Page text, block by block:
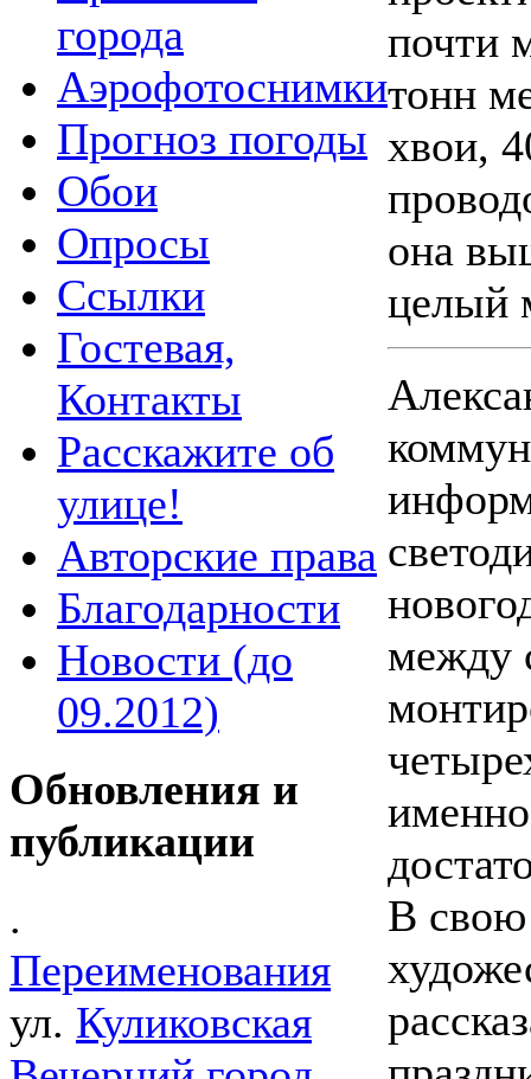
города
Аэрофотоснимки
Прогноз погоды
Обои
Опросы
Ссылки
Гостевая,
Контакты
Расскажите об
улице!
Авторские права
Благодарности
Новости (до
09.2012)
Обновления и
публикации
.
Переименования
ул. Куликовская
почти
тонн
хвои,
она
целый
между
именно
В свою